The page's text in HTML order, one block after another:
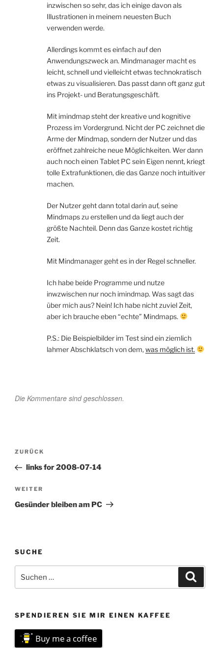
inzwischen so sehr, das ich einige davon als
Illustrationen in meinem neuesten Buch
verwenden werde.
Allerdings kommt es einfach auf den
Anwendungszweck an. Mindmanager macht es
leicht, schnell und vielleicht etwas technokratisch
etwas zu visualisieren. Das passt dann oft ganz gut
ins Projekt- und Beratungsgeschäft.
Mit imindmap steht der kreative und kognitive
Prozess im Vordergrund. Nicht der PC zeichnet die
Arme der Mindmap, sondern der Nutzer und das
eröffnet zahlreiche neue Möglichkeiten. Wer dann
auch noch einen Tablet PC sein Eigen nennt, kriegt
tolle Extrafunktionen, die das Ganze noch intuitiver
machen.
Der Nutzer geht dann total darin auf, seine
Mindmaps zu erstellen und da liegt auch der
größte Nachteil. Denn das Ganze kostet richtig
Zeit.
Mit Mindmanager geht es in der Regel schneller.
Ich habe beide Programme und nutze
inwzwischen nur noch imindmap. Was sagt das
über mich aus? Nein! Ich habe nicht zuviel Zeit,
aber ich brauche eben “echte” Mindmaps.
P.S.: Die Beispielbilder im Test sind ein ziemlich
lahmer Abschklatsch von dem,was möglich ist.
Die Kommentare sind geschlossen.
Beitragsnavigation
Vorheriger
Beitrag
ZURÜCK
links for 2008-07-14
Nächster
Beitrag
WEITER
Gesünder bleiben am PC
SUCHE
nach:
SPENDIEREN SIE MIR EINEN KAFFEE
Buy me a coffee